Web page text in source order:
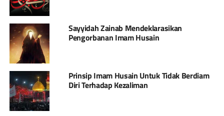
Sayyidah Zainab Mendeklarasikan
Pengorbanan Imam Husain
Prinsip Imam Husain Untuk Tidak Berdiam
Diri Terhadap Kezaliman